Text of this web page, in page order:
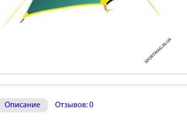
Описание Отзывов: 0